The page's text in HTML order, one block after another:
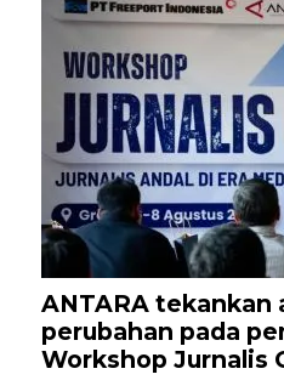
ANTARA tekankan
perubahan pada
Workshop Jurnalis